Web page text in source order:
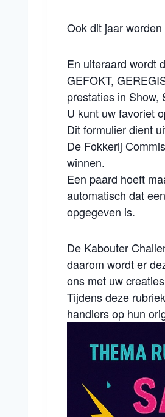
Ook dit jaar
En uiteraard wordt
GEFOKT,
prestaties in Show,
U kunt uw favoriet
Dit formulier dient
De Fokkerij
winnen.
Een paard hoeft
automatisch dat
opgegeven is.
De Kabouter
daarom wordt er
ons met uw
Tijdens deze
handlers op hun